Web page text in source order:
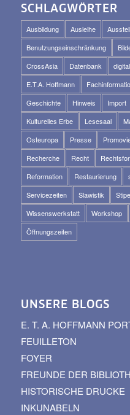
SCHLAGWÖRTER
Ausbildung Ausleihe
Benutzungseinschränkung
CrossAsia
Datenbank
E.T.A. Hoffmann
Geschichte
Hinweis Import
Kulturelles Erbe
Lesesaal
Osteuropa
Presse
Recherche
Recht
Reformation
Restaurierung
Servicezeiten
Slawistik
Wissenswerkstatt
Workshop
Öffnungszeiten
UNSERE BLOGS
E. T. A. HOFFMANN
FEUILLETON
FOYER
FREUNDE DER
HISTORISCHE DRUCKE
INKUNABELN